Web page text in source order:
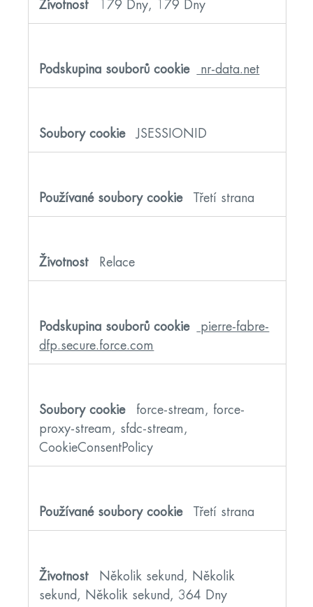
179 Dny, 179 Dny
nr-data.net
JSESSIONID
Třetí strana
Relace
pierre-fabre-
dfp.secure.force.com
force-stream, force-
proxy-stream, sfdc-stream,
CookieConsentPolicy
Třetí strana
Několik sekund, Několik
sekund, Několik sekund, 364 Dny